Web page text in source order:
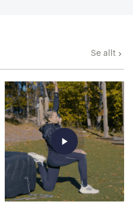
Se allt keyboard_arrow_right
play_arrow